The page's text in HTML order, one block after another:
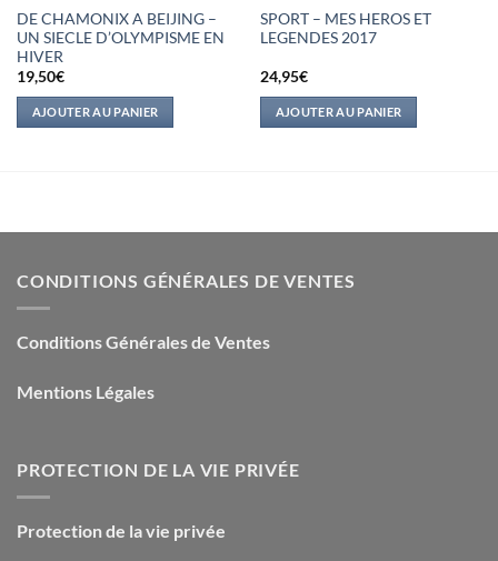
DE CHAMONIX A BEIJING –
UN SIECLE D’OLYMPISME EN
HIVER
19,50€
AJOUTER AU PANIER
SPORT – MES HEROS ET
LEGENDES 2017
24,95€
AJOUTER AU PANIER
CONDITIONS GÉNÉRALES DE VENTES
Conditions Générales de Ventes
Mentions Légales
PROTECTION DE LA VIE PRIVÉE
Protection de la vie privée